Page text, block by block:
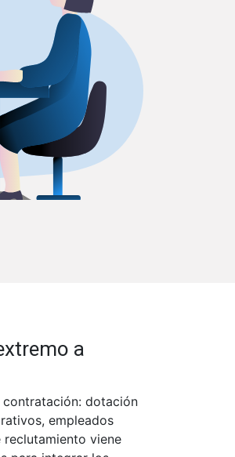
a
dotación
empleados
viene